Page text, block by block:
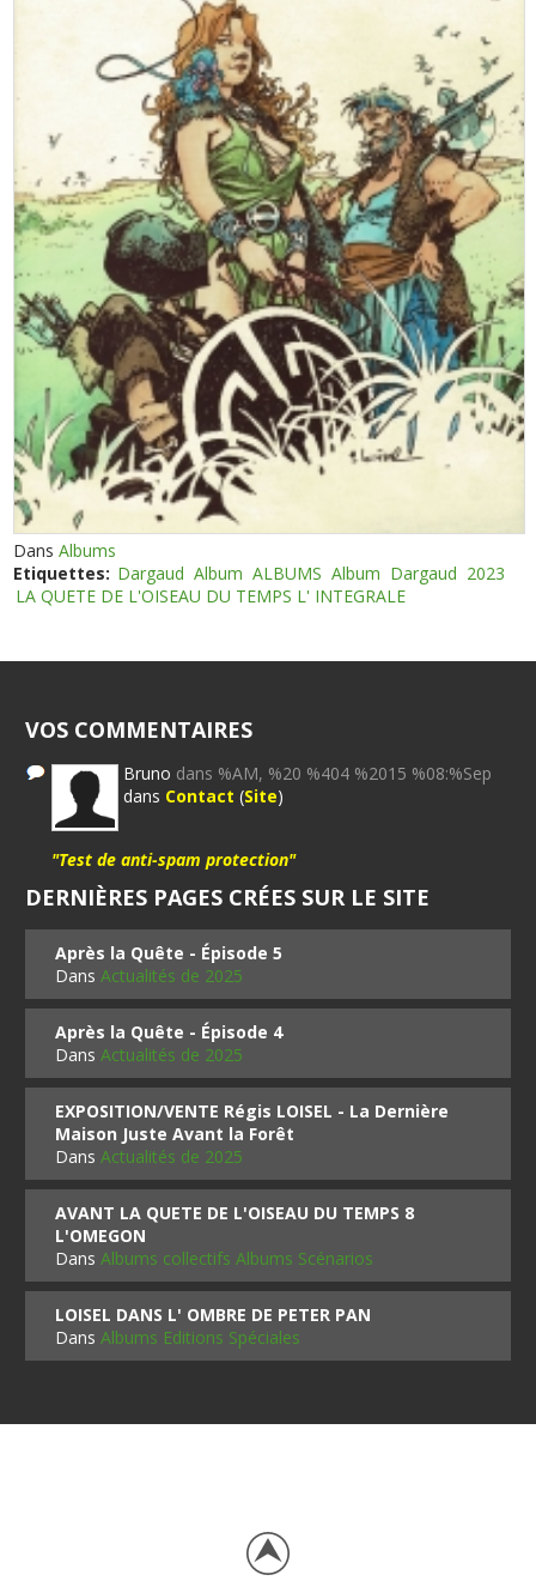
DansAlbums
Etiquettes: Dargaud Album ALBUMS Album Dargaud 2023
LA QUETE DE L'OISEAU DU TEMPS L' INTEGRALE
VOS COMMENTAIRES
Bruno dans %AM, %20 %404 %2015 %08:%Sep
dans Contact (Site)
"Test de anti-spam protection"
DERNIÈRES PAGES CRÉES SUR LE SITE
Après la Quête - Épisode 5
DansActualités de 2025
Après la Quête - Épisode 4
DansActualités de 2025
EXPOSITION/VENTE Régis LOISEL - La Dernière
Maison Juste Avant la Forêt
DansActualités de 2025
AVANT LA QUETE DE L'OISEAU DU TEMPS 8
L'OMEGON
DansAlbums collectifs Albums Scénarios
LOISEL DANS L' OMBRE DE PETER PAN
DansAlbums Editions Spéciales